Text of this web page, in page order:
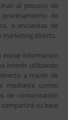
al proceso de
de
a encuestas de
marketing directo.
enviar información
interés utilizando
a través de
mediante correo
de comunicación
su base